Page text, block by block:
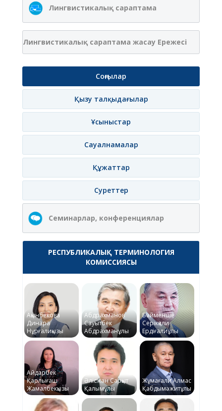
Лингвистикалық сараптама
Лингвистикалық сараптама жасау Ережесі
Соңғылар
Қызу талқыдағылар
Ұсыныстар
Сауалнамалар
Құжаттар
Суреттер
Семинарлар, конференциялар
РЕСПУБЛИКАЛЫҚ ТЕРМИНОЛОГИЯ
КОМИССИЯСЫ
Ақынбекова
Динара
Нұрғалиқызы
Абдрахманов
Сауытбек
Абдрахманұлы
Байменше
Серікқали
Ердіғалиұлы
Айдарбек
Қарлығаш
Жамалбекқызы
Әлісжан Сарқыт
Қалымұлы
Жұмағали Алмас
Қабдымәжитұлы